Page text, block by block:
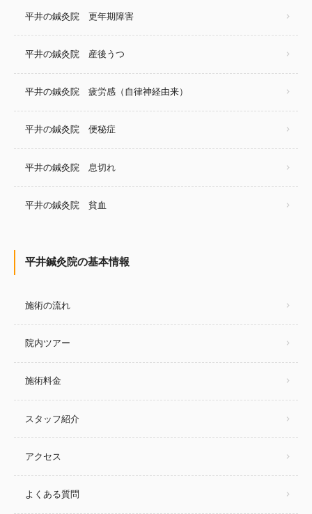
平井の鍼灸院 更年期障害
平井の鍼灸院 産後うつ
平井の鍼灸院 疲労感（自律神経由来）
平井の鍼灸院 便秘症
平井の鍼灸院 息切れ
平井の鍼灸院 貧血
平井鍼灸院の基本情報
施術の流れ
院内ツアー
施術料金
スタッフ紹介
アクセス
よくある質問